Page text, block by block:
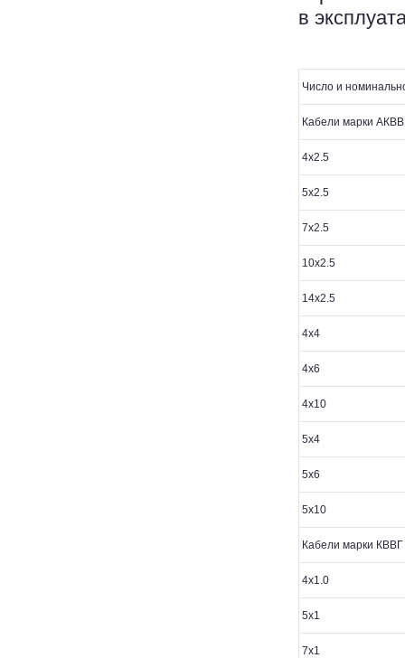
в
Число и
Кабели марки
4х2.5
5х2.5
7х2.5
10х2.5
14х2.5
4х4
4х6
4х10
5х4
5х6
5х10
Кабели марки КВВГ
4х1.0
5х1
7х1